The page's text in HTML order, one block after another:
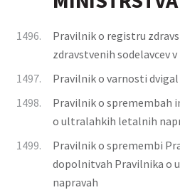
1496.
Pravilnik o registru
zdravstvenih sodelavcev
1497.
Pravilnik o varnosti dvigal
1498.
Pravilnik o spremembah
o ultralahkih letalnih
1499.
Pravilnik o spremembi
dopolnitvah Pravilnika o
napravah